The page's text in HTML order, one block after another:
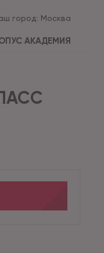
город: Москва
АКАДЕМИЯ